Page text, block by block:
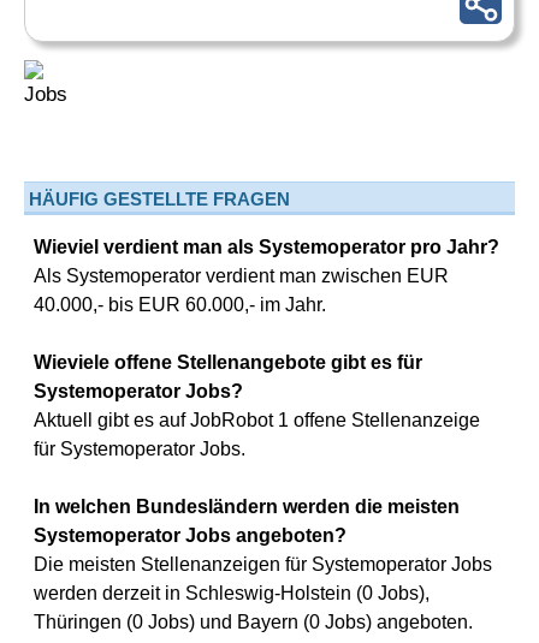
HÄUFIG GESTELLTE FRAGEN
Wieviel verdient man als Systemoperator pro Jahr?
Als Systemoperator verdient man zwischen EUR
40.000,- bis EUR 60.000,- im Jahr.
Wieviele offene Stellenangebote gibt es für
Systemoperator Jobs?
Aktuell gibt es auf JobRobot 1 offene Stellenanzeige
für Systemoperator Jobs.
In welchen Bundesländern werden die meisten
Systemoperator Jobs angeboten?
Die meisten Stellenanzeigen für Systemoperator Jobs
werden derzeit in Schleswig-Holstein (0 Jobs),
Thüringen (0 Jobs) und Bayern (0 Jobs) angeboten.